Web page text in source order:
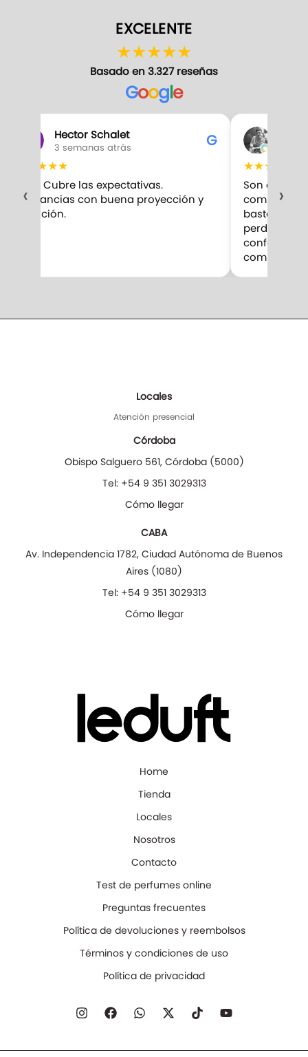
EXCELENTE
★★★★★
Basado en 3.327 reseñas
Google
‹
Hector Schalet
3 semanas atrás G
★★★
10/10 Cubre las expectativas.
Fragancias con buena proyección y
duración.
★★★
Son
compro.
bastante
perduran
confesar
›
Locales
Atención presencial
Córdoba
Obispo Salguero 561, Córdoba(5000)
Tel: +54 9 351 3029313
Cómo llegar
CABA
Av. Independencia 1782, Ciudad Autónoma de Buenos
Aires (1080)
Tel: +54 9 351 3029313
Cómo llegar
Home
Tienda
Locales
Nosotros
Contacto
Test de perfumes online
Preguntas frecuentes
Política de devoluciones y reembolsos
Términos y condiciones de uso
Política de privacidad